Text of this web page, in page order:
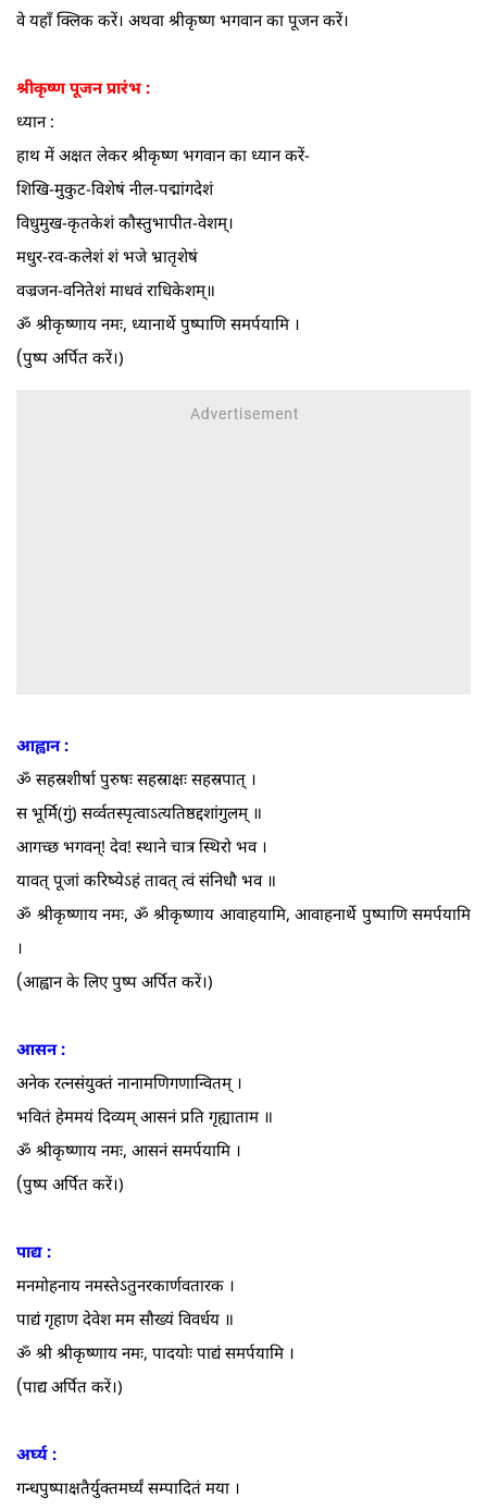
वे यहाँ क्लिक करें। अथवा श्रीकृष्ण भगवान का पूजन करें।
श्रीकृष्ण पूजन प्रारंभ :
ध्यान :
हाथ में अक्षत लेकर श्रीकृष्ण भगवान का ध्यान करें-
शिखि-मुकुट-विशेषं नील-पद्मांगदेशं
विधुमुख-कृतकेशं कौस्तुभापीत-वेशम्‌।
मधुर-रव-कलेशं शं भजे भ्रातृशेषं
वज्रजन-वनितेशं माधवं राधिकेशम्‌॥
ॐ श्रीकृष्णाय नमः, ध्यानार्थे पुष्पाणि समर्पयामि ।
(पुष्प अर्पित करें।)
आह्वान :
ॐ सहस्रशीर्षा पुरुषः सहस्राक्षः सहस्रपात्‌ ।
स भूर्मि(गुं) सर्व्वतस्पृत्वाऽत्यतिष्ठद्दशांगुलम्‌ ॥
आगच्छ भगवन्‌! देव! स्थाने चात्र स्थिरो भव ।
यावत्‌ पूजां करिष्येऽहं तावत्‌ त्वं संनिधौ भव ॥
ॐ श्रीकृष्णाय नमः, ॐ श्रीकृष्णाय आवाहयामि, आवाहनार्थे पुष्पाणि समर्पयामि
।
(आह्वान के लिए पुष्प अर्पित करें।)
आसन :
अनेक रत्नसंयुक्तं नानामणिगणान्वितम्‌ ।
भवितं हेममयं दिव्यम्‌ आसनं प्रति गृह्याताम ॥
ॐ श्रीकृष्णाय नमः, आसनं समर्पयामि ।
(पुष्प अर्पित करें।)
पाद्य :
मनमोहनाय नमस्तेऽतुनरकार्णवतारक ।
पाद्यं गृहाण देवेश मम सौख्यं विवर्धय ॥
ॐ श्री श्रीकृष्णाय नमः, पादयोः पाद्यं समर्पयामि ।
(पाद्य अर्पित करें।)
अर्घ्य :
गन्धपुष्पाक्षतैर्युक्तमर्घ्यं सम्पादितं मया ।